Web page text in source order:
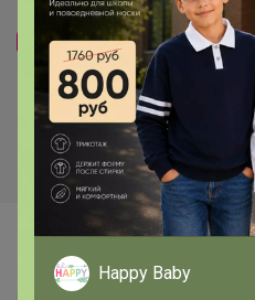
220р
-48%
421р
Гортензия метельчатая
Самарская Лидия Р9 1шт Т
Самые желанные
Happy Baby